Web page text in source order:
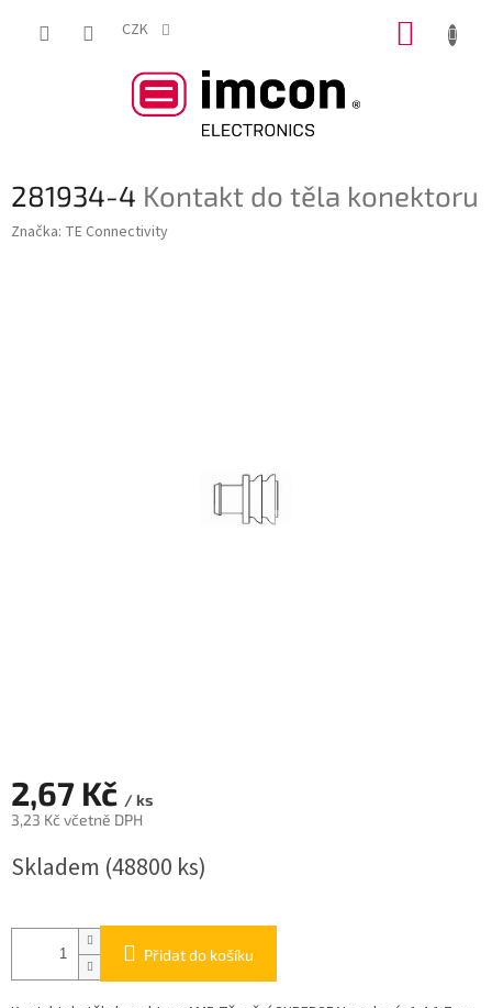
CZK
281934-4 Kontakt do těla konektoru
Značka: TE Connectivity
2,67 Kč / ks
3,23 Kč včetně DPH
cena:
Skladem (48800 ks)
Přidat do košíku